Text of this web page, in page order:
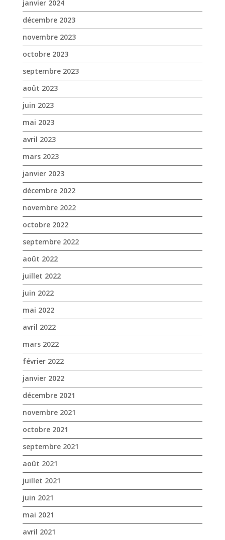
janvier 2024
décembre 2023
novembre 2023
octobre 2023
septembre 2023
août 2023
juin 2023
mai 2023
avril 2023
mars 2023
janvier 2023
décembre 2022
novembre 2022
octobre 2022
septembre 2022
août 2022
juillet 2022
juin 2022
mai 2022
avril 2022
mars 2022
février 2022
janvier 2022
décembre 2021
novembre 2021
octobre 2021
septembre 2021
août 2021
juillet 2021
juin 2021
mai 2021
avril 2021